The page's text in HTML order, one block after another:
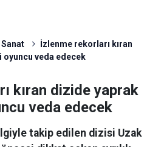
İzlenme rekorları kıran
veda edecek
kıran dizide yaprak
veda edecek
ilgiyle takip edilen dizisi Uzak